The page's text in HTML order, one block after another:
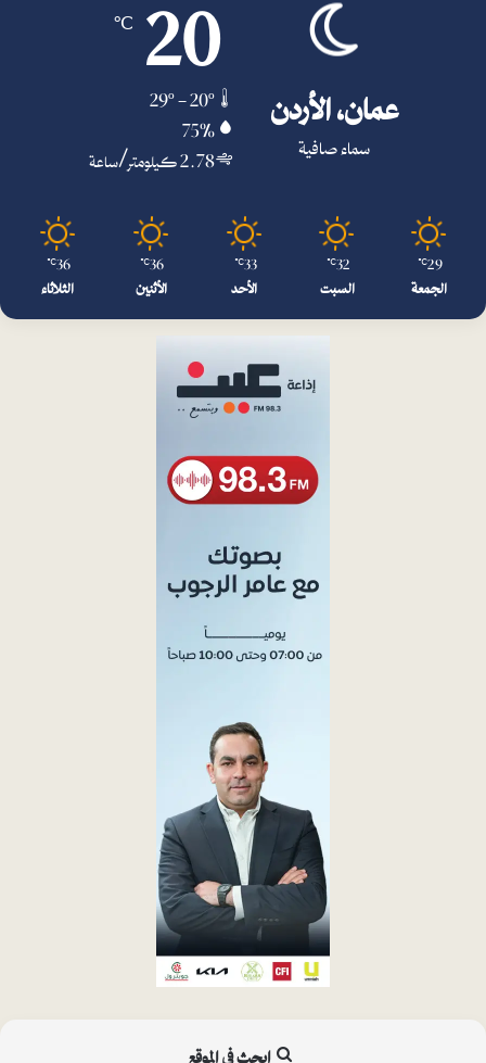
عمان، الأردن
سماء صافية
20
℃
29º - 20º
75%
2.78 كيلومتر/ساعة
29
℃
الجمعة
32
℃
السبت
33
℃
الأحد
36
℃
الأثنين
36
℃
الثلاثاء
ابحث في الموقع